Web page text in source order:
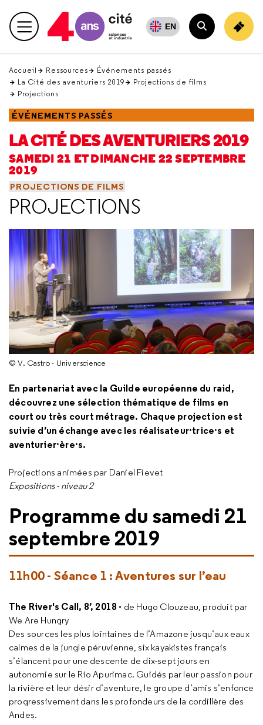
en
haut Menu principal EN
Rechercher
Accueil Ressources
Événements passés
La Cité des aventuriers 2019
Projections de films
Projections
ÉVÉNEMENTS PASSÉS
LA CITÉ DES AVENTURIERS 2019
SAMEDI 21 ET DIMANCHE 22 SEPTEMBRE
2019
PROJECTIONS DE FILMS
PROJECTIONS
© V. Castro - Universcience
En partenariat avec la Guilde européenne du raid,
découvrez une sélection thématique de films en
court ou très court métrage. Chaque projection est
suivie d’un échange avec les réalisateur·trice·s et
aventurier·ère·s.
Projections animées par Daniel Fievet
Expositions - niveau 2
Programme du samedi 21
septembre 2019
11h00 - Séance 1 : Aventures sur l’eau
The River's Call, 8’, 2018 - de Hugo Clouzeau, produit par
We Are Hungry
Des sources les plus lointaines de l’Amazone jusqu’aux eaux
calmes de la jungle péruvienne, six kayakistes français
s’élancent pour une descente de dix-sept jours en
autonomie sur le Rio Apurimac. Guidés par leur passion pour
la rivière et leur désir d’aventure, le groupe d’amis s’enfonce
progressivement dans les profondeurs de la cordillère des
Andes.